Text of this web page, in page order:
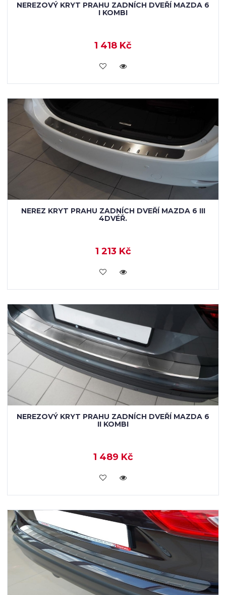
NEREZOVÝ KRYT PRAHU ZADNÍCH DVEŘÍ MAZDA 6
I KOMBI
1 418 Kč
KOUPIT
NEREZ KRYT PRAHU ZADNÍCH DVEŘÍ MAZDA 6 III
4DVÉŘ.
1 213 Kč
KOUPIT
NEREZOVÝ KRYT PRAHU ZADNÍCH DVEŘÍ MAZDA 6
II KOMBI
1 489 Kč
KOUPIT